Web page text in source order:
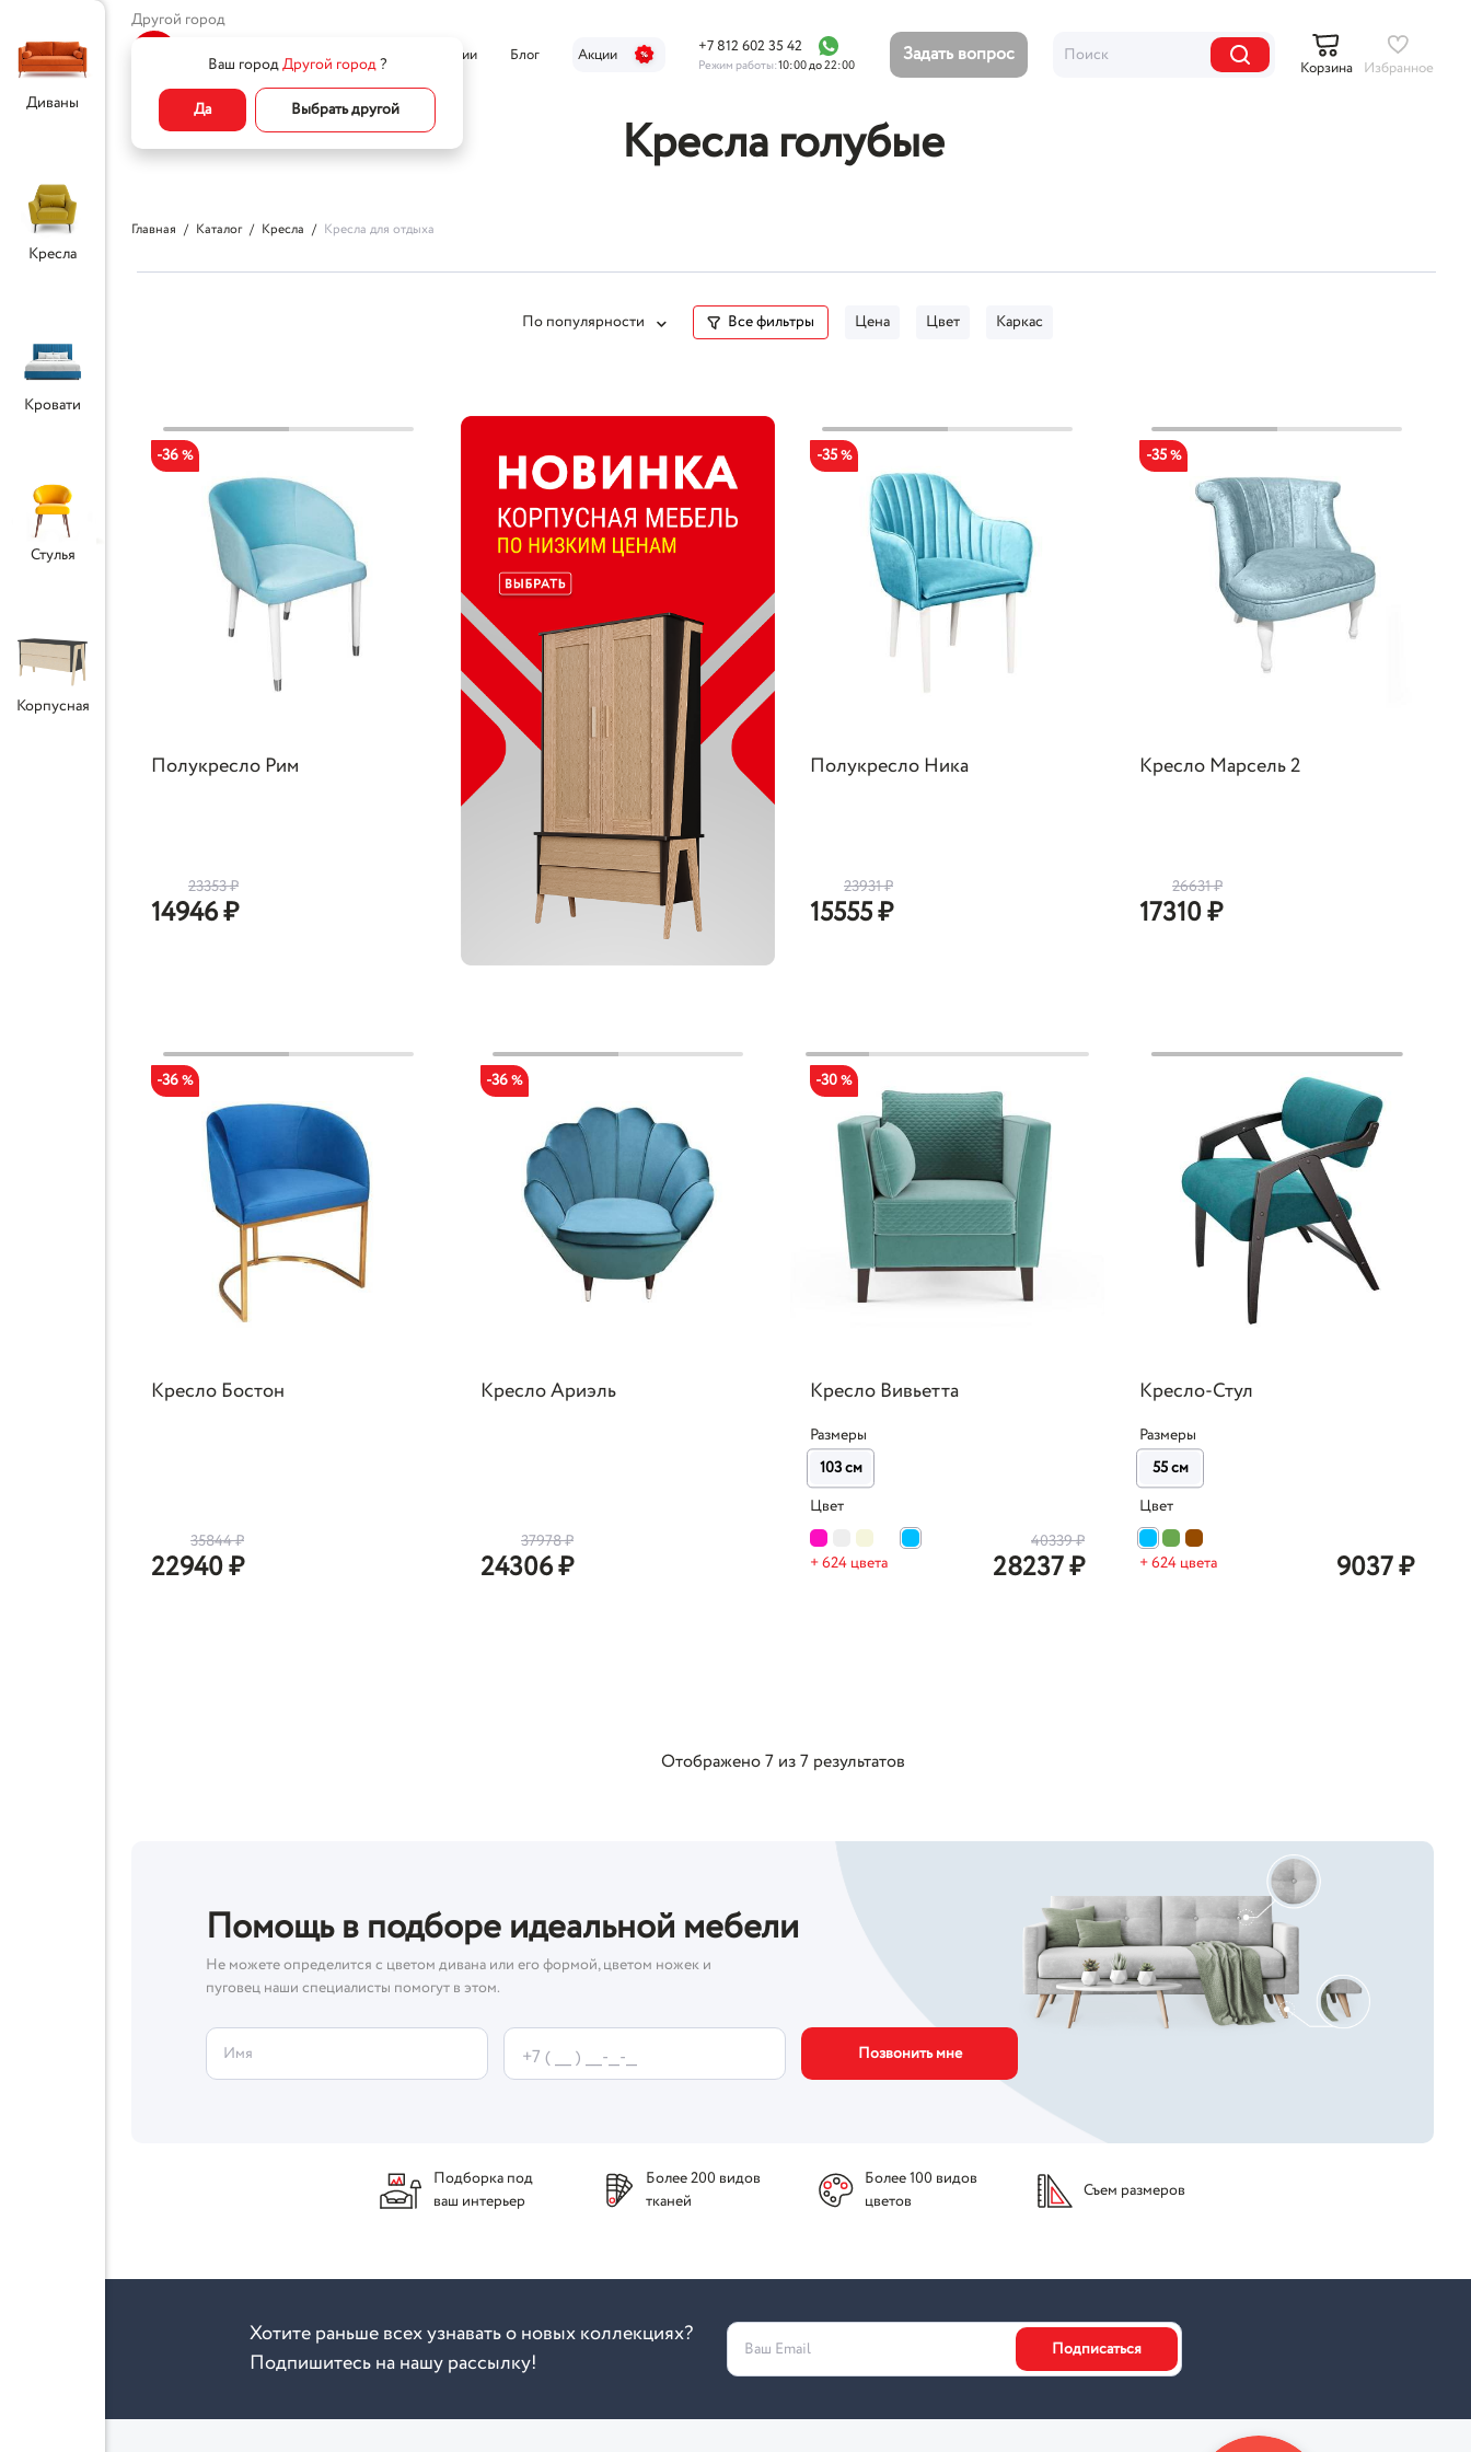
Диваны
Кресла
Кровати
Стулья
Корпусная
Другой город
Ваш городДругой город?
Да Выбрать другой
Home Все товары О компании Блог Акции +7 812 602 35 42
Режим работы:10:00 до 22:00 Задать вопрос
Корзина Избранное
Кресла голубые
Главная Каталог Кресла Кресла для отдыха
По популярности Цена Цвет Каркас
Все фильтры
-36%
Полукресло Рим
23353₽
14946₽
-35 %
Полукресло Ника
23931₽
15555₽
-35 %
Кресло Марсель 2
26631₽
17310₽
-36%
Кресло Бостон
35844₽
22940₽
-36%
Кресло Ариэль
37978₽
24306₽
-30%
Кресло Вивьетта
Размеры
103 см
Цвет
+ 624 цвета
40339₽
28237₽
Кресло-Стул
Размеры
55 см
Цвет
+ 624 цвета 9037₽
Отображено7из7результатов
Помощь в подборе идеальной мебели
Не можете определится с цветом дивана или его формой, цветом ножек и
пуговец наши специалисты помогут в этом.
Имя Позвонить мне
Подборка под
ваш интерьер
Более 200 видов
тканей
Более 100 видов
цветов
Съем размеров
Хотите раньше всех узнавать о новых коллекциях?
Подпишитесь на нашу рассылку!
Ваш Email Подписаться